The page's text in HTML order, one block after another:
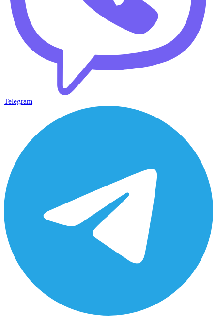
Telegram